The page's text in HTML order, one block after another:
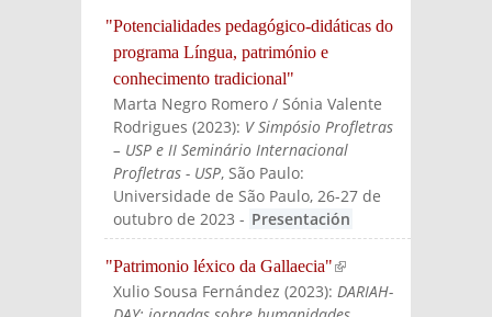
"Potencialidades pedagógico-didáticas do
programa Língua, património e
conhecimento tradicional"
Marta Negro Romero / Sónia Valente
Rodrigues (2023): V Simpósio Profletras
– USP e II Seminário Internacional
Profletras - USP, São Paulo:
Universidade de São Paulo, 26-27 de
outubro de 2023 - Presentación
"Patrimonio léxico da Gallaecia"(link is
external)
Xulio Sousa Fernández (2023):DARIAH-